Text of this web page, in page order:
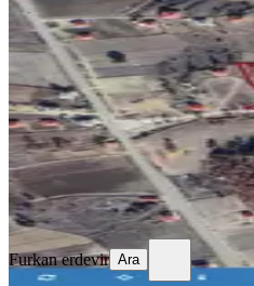
Kahramanmaraş,
1018 m²·
08.07.2026
2.750.000 ₺
Furkan erdevir
Ara
Furkan erdevir Ara